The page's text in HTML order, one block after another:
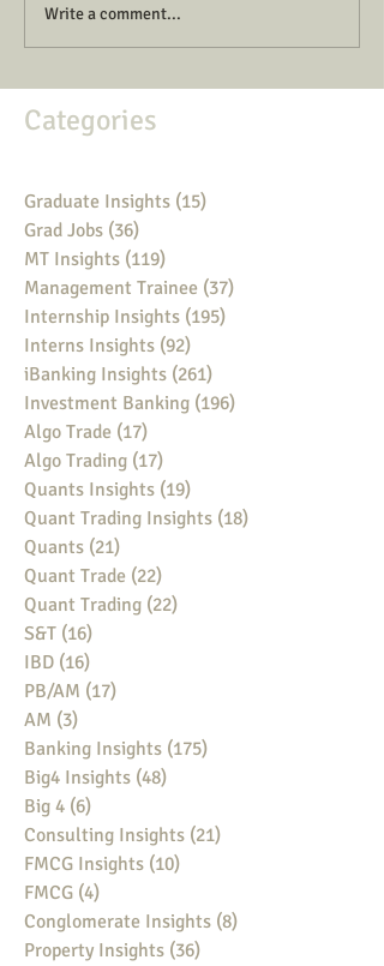
Write a comment...
Categories
Graduate Insights (15)
Grad Jobs (36)
MT Insights (119)
Management Trainee (37)
Internship Insights (195)
Interns Insights (92)
iBanking Insights (261)
Investment Banking (196)
Algo Trade (17)
Algo Trading (17)
Quants Insights (19)
Quant Trading Insights (18)
Quants (21)
Quant Trade (22)
Quant Trading (22)
S&T (16)
IBD (16)
PB/AM (17)
AM (3)
Banking Insights (175)
Big4 Insights (48)
Big 4 (6)
Consulting Insights (21)
FMCG Insights (10)
FMCG (4)
Conglomerate Insights (8)
Property Insights (36)